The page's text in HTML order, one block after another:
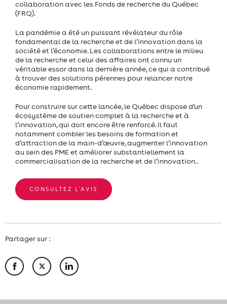
collaboration avec les Fonds de recherche du Québec
(FRQ).
La pandémie a été un puissant révélateur du rôle
fondamental de la recherche et de l’innovation dans la
société et l’économie. Les collaborations entre le milieu
de la recherche et celui des affaires ont connu un
véritable essor dans la dernière année, ce qui a contribué
à trouver des solutions pérennes pour relancer notre
économie rapidement.
Pour construire sur cette lancée, le Québec dispose d’un
écosystème de soutien complet à la recherche et à
l’innovation, qui doit encore être renforcé. Il faut
notamment combler les besoins de formation et
d’attraction de la main-d’œuvre, augmenter l’innovation
au sein des PME et améliorer substantiellement la
commercialisation de la recherche et de l’innovation. .
CONSULTEZ L'AVIS
Partager sur :